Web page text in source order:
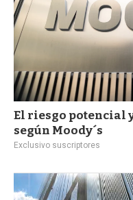
El riesgo potencial
según Moody´s
Exclusivo suscriptores